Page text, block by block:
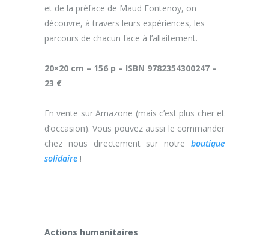
et de la préface de Maud Fontenoy, on
découvre, à travers leurs expériences, les
parcours de chacun face à l’allaitement.
20×20 cm – 156 p – ISBN 9782354300247 –
23 €
En vente sur Amazone (mais c’est plus cher et
d’occasion). Vous pouvez aussi le commander
chez nous directement sur notre boutique
solidaire !
Actions humanitaires